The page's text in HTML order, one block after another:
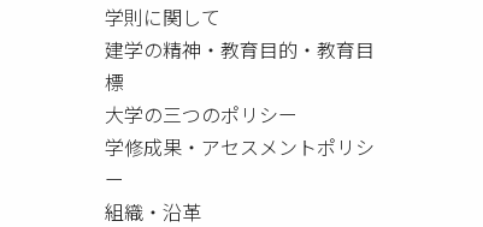
学則に関して
建学の精神・教育目的・教育目
標
大学の三つのポリシー
学修成果・アセスメントポリシ
ー
組織・沿革